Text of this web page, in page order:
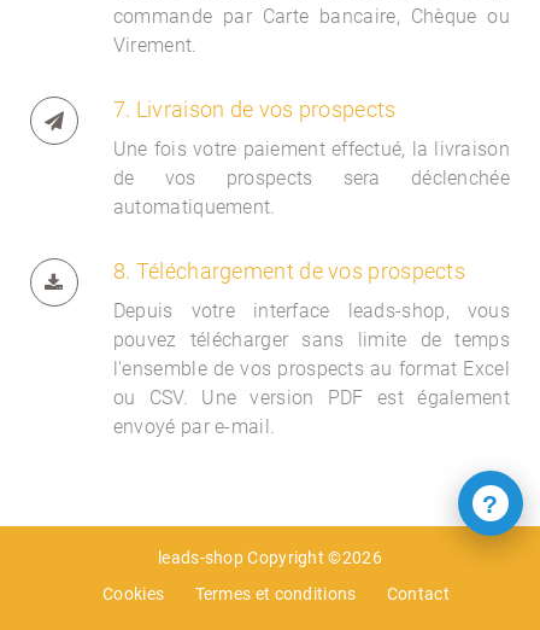
commande par Carte bancaire, Chèque ou
Virement.
7. Livraison de vos prospects
Une fois votre paiement effectué, la livraison
de vos prospects sera déclenchée
automatiquement.
8. Téléchargement de vos prospects
Depuis votre interface leads-shop, vous
pouvez télécharger sans limite de temps
l'ensemble de vos prospects au format Excel
ou CSV. Une version PDF est également
envoyé par e-mail.
leads-shop Copyright ©2026
Cookies
Termes et conditions Contact
?